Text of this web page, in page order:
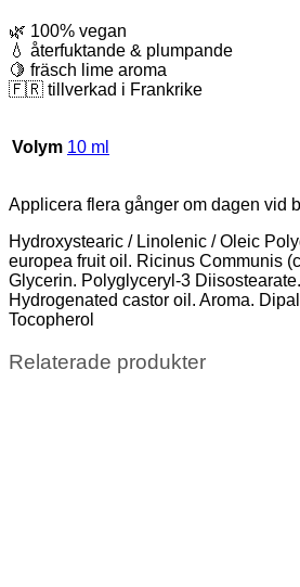
🌿 100% vegan
💧 återfuktande & plumpande
🍋 fräsch lime aroma
🇫🇷 tillverkad i Frankrike
Volym 10 ml
Applicera flera gånger om dagen vid
Hydroxystearic / Linolenic / Oleic
europea fruit oil. Ricinus Communis
Glycerin. Polyglyceryl-3
Hydrogenated castor oil. Aroma.
Tocopherol
Relaterade produkter